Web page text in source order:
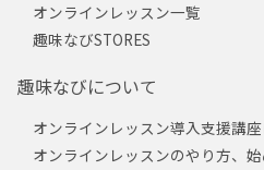
オンラインレッスン一覧
趣味なびSTORES
趣味なびについて
オンラインレッスン導入支援講
オンラインレッスンのやり方、